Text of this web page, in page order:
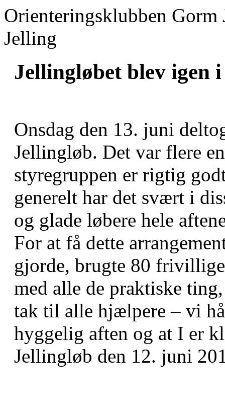
Orienteringsklubben
Jelling
Jellingløbet blev igen i
Onsdag den 13. juni
Jellingløb. Det var flere
styregruppen er rigtig
generelt har det svært i
og glade løbere hele
For at få dette
gjorde, brugte 80
med alle de praktiske
tak til alle hjælpere – vi
hyggelig aften og at I er
Jellingløb den 12. juni